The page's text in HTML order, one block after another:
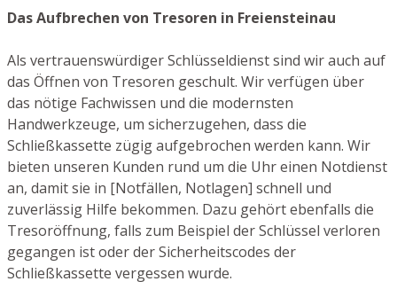
Das Aufbrechen von Tresoren in Freiensteinau
Als vertrauenswürdiger Schlüsseldienst sind wir auch auf
das Öffnen von Tresoren geschult. Wir verfügen über
das nötige Fachwissen und die modernsten
Handwerkzeuge, um sicherzugehen, dass die
Schließkassette zügig aufgebrochen werden kann. Wir
bieten unseren Kunden rund um die Uhr einen Notdienst
an, damit sie in [Notfällen, Notlagen] schnell und
zuverlässig Hilfe bekommen. Dazu gehört ebenfalls die
Tresoröffnung, falls zum Beispiel der Schlüssel verloren
gegangen ist oder der Sicherheitscodes der
Schließkassette vergessen wurde.